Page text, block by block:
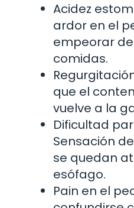
Acidez
ardor en el
empeorar
comidas.
que el
vuelve a la
Dificultad
Sensación
se quedan
esófago.
Pain en el